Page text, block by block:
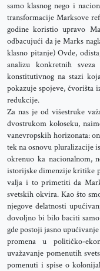
samo klasnog nego i
transformacije Marksove
godine koristio upravo
odbacujući da je Marks
klasno pitanje) Ovde,
analizu konkretnih
konstitutivnog na stazi
pokazuje spojeve, čvorišta
redukcije.
Za nas je od višestruke
dvostrukom koloseku,
vanevropskih horizonata:
tek na osnovu pluralizacije
okrenuo ka nacionalnom,
istorijske dimenzije kritike
valja i to primetiti da
svetskih okvira. Kao što
njegove delatnosti
dovoljno bi bilo baciti samo
gde postoji jasno
promena u političko-
uvažavanje pomenutih
pomenuti i spise o